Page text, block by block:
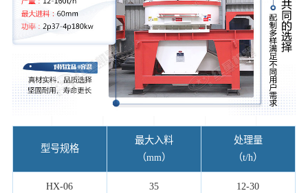
型号规格
最大入料
（mm）
处理量
（t/h）
HX-06 35 12-30